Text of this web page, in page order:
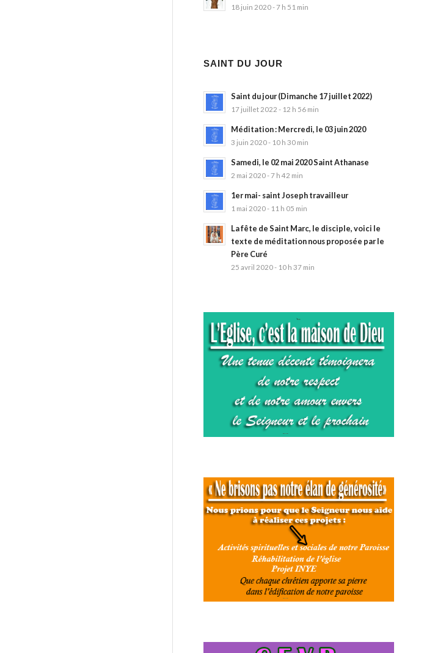
18 juin 2020 - 7 h 51 min
SAINT DU JOUR
Saint du jour (Dimanche 17 juillet 2022)
17 juillet 2022 - 12 h 56 min
Méditation : Mercredi, le 03 juin 2020
3 juin 2020 - 10 h 30 min
Samedi, le 02 mai 2020 Saint Athanase
2 mai 2020 - 7 h 42 min
1er mai- saint Joseph travailleur
1 mai 2020 - 11 h 05 min
La fête de Saint Marc, le disciple, voici le
texte de méditation nous proposée par le
Père Curé
25 avril 2020 - 10 h 37 min